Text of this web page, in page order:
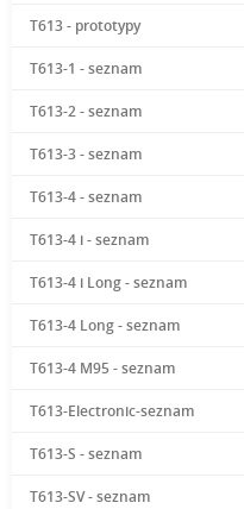
T613 - prototypy
T613-1 - seznam
T613-2 - seznam
T613-3 - seznam
T613-4 - seznam
T613-4 i - seznam
T613-4 i Long - seznam
T613-4 Long - seznam
T613-4 M95 - seznam
T613-Electronic-seznam
T613-S - seznam
T613-SV - seznam